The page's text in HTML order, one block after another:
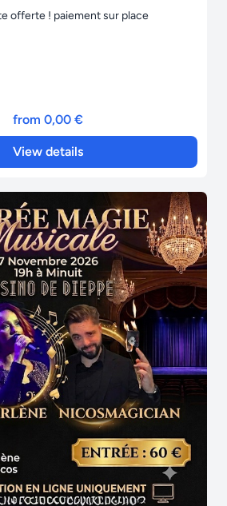
offerte ! paiement sur place
from 0,00 €
View details